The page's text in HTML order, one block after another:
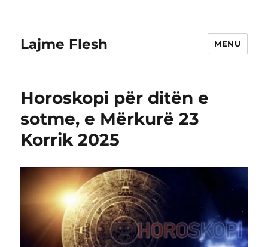
Lajme Flesh MENU
Horoskopi për ditën e
sotme, e Mërkurë 23
Korrik 2025